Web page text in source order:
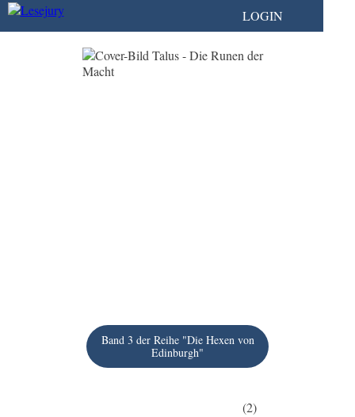
LOGIN
Band 3 der Reihe "Die Hexen von
Edinburgh"
(2)